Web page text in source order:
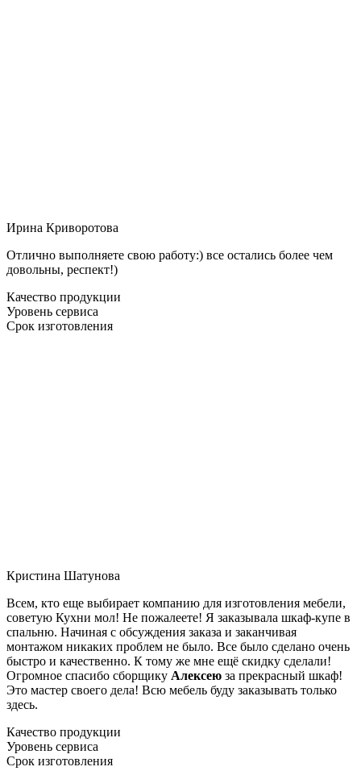
Ирина Криворотова
Отлично выполняете свою работу:) все остались более чем
довольны, респект!)
Качество продукции
Уровень сервиса
Срок изготовления
Кристина Шатунова
Всем, кто еще выбирает компанию для изготовления мебели,
советую Кухни мол! Не пожалеете! Я заказывала шкаф-купе в
спальню. Начиная с обсуждения заказа и заканчивая
монтажом никаких проблем не было. Все было сделано очень
быстро и качественно. К тому же мне ещё скидку сделали!
Огромное спасибо сборщику Алексею за прекрасный шкаф!
Это мастер своего дела! Всю мебель буду заказывать только
здесь.
Качество продукции
Уровень сервиса
Срок изготовления